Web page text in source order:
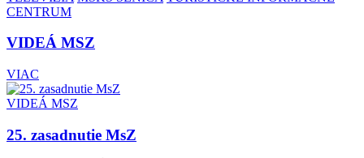
CENTRUM
VIDEÁ MSZ
VIAC
VIDEÁ MSZ
25. zasadnutie MsZ